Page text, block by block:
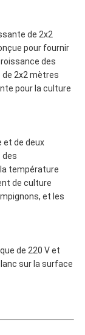
de 2x2
pour fournir
des
2x2 mètres
pour la culture
et de deux
des
température
de culture
et les
de 220 V et
sur la surface